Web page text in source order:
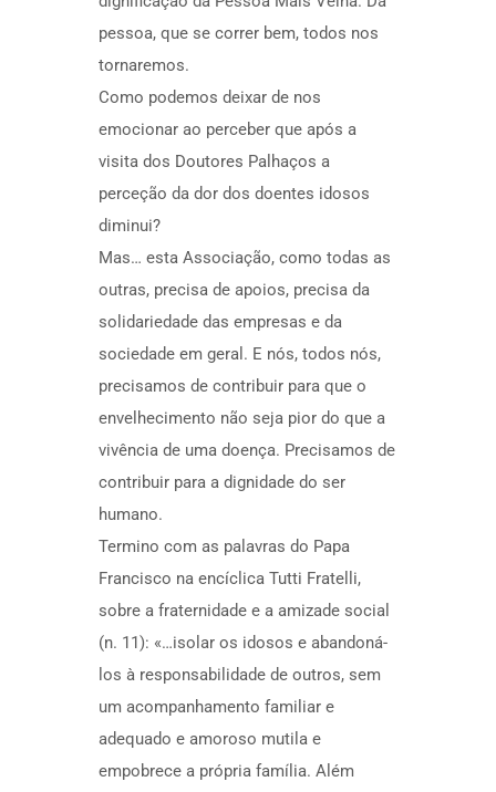
pessoa, que se correr bem, todos nos
tornaremos.
Como podemos deixar de nos
emocionar ao perceber que após a
visita dos Doutores Palhaços a
perceção da dor dos doentes idosos
diminui?
Mas… esta Associação, como todas as
outras, precisa de apoios, precisa da
solidariedade das empresas e da
sociedade em geral. E nós, todos nós,
precisamos de contribuir para que o
envelhecimento não seja pior do que a
vivência de uma doença. Precisamos de
contribuir para a dignidade do ser
humano.
Termino com as palavras do Papa
Francisco na encíclica Tutti Fratelli,
sobre a fraternidade e a amizade social
(n. 11): «…isolar os idosos e abandoná-
los à responsabilidade de outros, sem
um acompanhamento familiar e
adequado e amoroso mutila e
empobrece a própria família. Além